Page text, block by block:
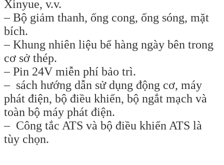
Xinyue, v.v.
– Bộ giảm thanh, ống cong, ống sóng, mặt
bích.
– Khung nhiên liệu bể hàng ngày bên trong
cơ sở thép.
– Pin 24V miễn phí bảo trì.
– sách hướng dẫn sử dụng động cơ, máy
phát điện, bộ điều khiển, bộ ngắt mạch và
toàn bộ máy phát điện.
– Công tắc ATS và bộ điều khiển ATS là
tùy chọn.